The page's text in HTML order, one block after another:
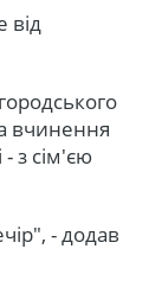
від
вчинення
- з сім'єю
- додав